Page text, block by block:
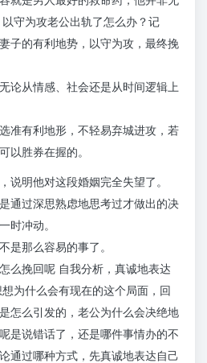
守为攻老公出轨了怎么办？记
子的有利地势，以守为攻，最终挽
论从情感、社会还是从时间逻辑上
准有利地形，不轻易弃城进攻，若
以胜券在握的。
说明他对这段婚姻完全失望了。
通过深思熟虑地思考过才做出的决
时冲动。
是那么容易的事了。
么挽回呢 自我分析，真诚地表达
为什么会有现在的这个局面，回
怎么引发的，老公为什么会决绝地
是说错话了，还是哪件事情办的不
通过哪种方式，先真诚地表达自己